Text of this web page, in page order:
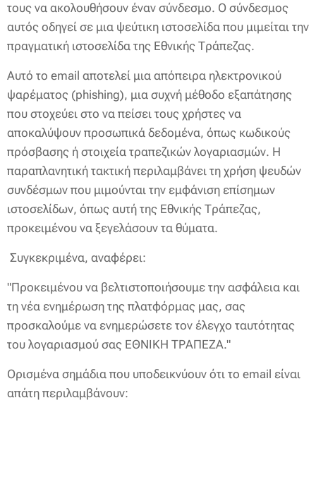
τους να ακολουθήσουν έναν σύνδεσμο. Ο σύνδεσμος
αυτός οδηγεί σε μια ψεύτικη ιστοσελίδα που μιμείται την
πραγματική ιστοσελίδα της Εθνικής Τράπεζας.
Αυτό το email αποτελεί μια απόπειρα ηλεκτρονικού
ψαρέματος (phishing), μια συχνή μέθοδο εξαπάτησης
που στοχεύει στο να πείσει τους χρήστες να
αποκαλύψουν προσωπικά δεδομένα, όπως κωδικούς
πρόσβασης ή στοιχεία τραπεζικών λογαριασμών. Η
παραπλανητική τακτική περιλαμβάνει τη χρήση ψευδών
συνδέσμων που μιμούνται την εμφάνιση επίσημων
ιστοσελίδων, όπως αυτή της Εθνικής Τράπεζας,
προκειμένου να ξεγελάσουν τα θύματα.
Συγκεκριμένα, αναφέρει:
"Προκειμένου να βελτιστοποιήσουμε την ασφάλεια και
τη νέα ενημέρωση της πλατφόρμας μας, σας
προσκαλούμε να ενημερώσετε τον έλεγχο ταυτότητας
του λογαριασμού σας ΕΘΝΙΚΗ ΤΡΑΠΕΖΑ."
Ορισμένα σημάδια που υποδεικνύουν ότι το email είναι
απάτη περιλαμβάνουν: